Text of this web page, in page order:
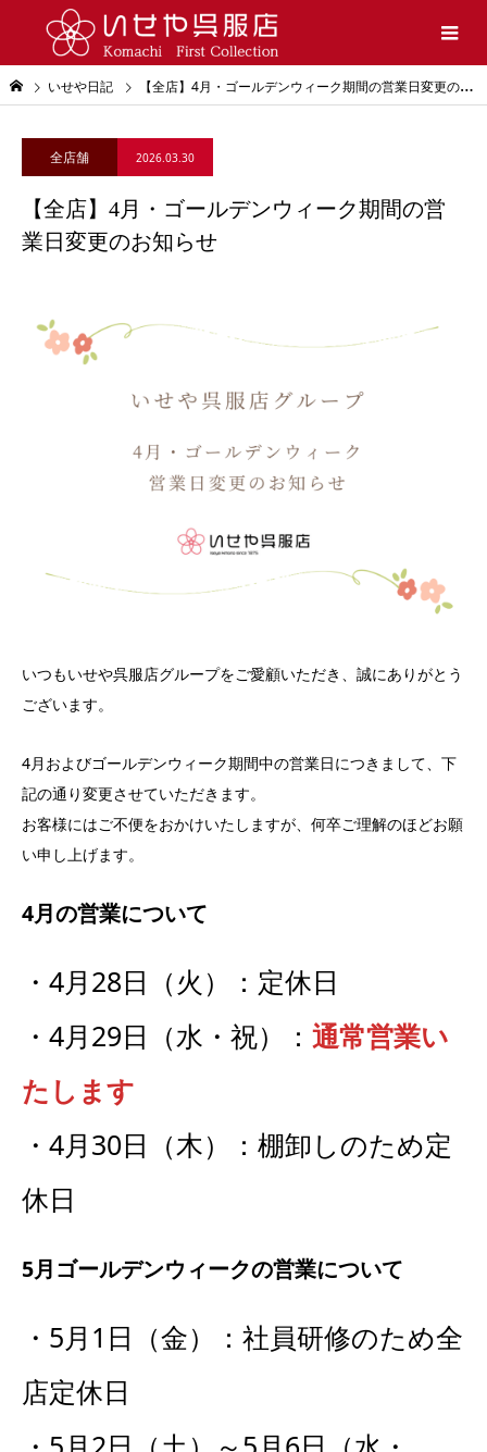
いせや日記 【全店】4月・ゴールデンウィーク期間の営業日変更のお知らせ
全店舗 2026.03.30
【全店】4月・ゴールデンウィーク期間の営
業日変更のお知らせ
いつもいせや呉服店グループをご愛顧いただき、誠にありがとう
ございます。
4月およびゴールデンウィーク期間中の営業日につきまして、下
記の通り変更させていただきます。
お客様にはご不便をおかけいたしますが、何卒ご理解のほどお願
い申し上げます。
4月の営業について
・4月28日（火）：定休日
・4月29日（水・祝）： 通常営業い
たします
・4月30日（木）：棚卸しのため定
休日
5月ゴールデンウィークの営業について
・5月1日（金）：社員研修のため全
店定休日